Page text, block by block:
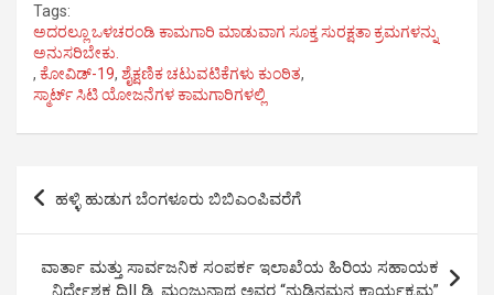
c
e
b
o
t
t
e
t
s
A
k
e
d
e
g
r
r
e
Tags:
ಅದರಲ್ಲೂ ಒಳಚರಂಡಿ ಕಾಮಗಾರಿ ಮಾಡುವಾಗ ಸೂಕ್ತ ಸುರಕ್ಷತಾ ಕ್ರಮಗಳನ್ನು
ಅನುಸರಿಬೇಕು.
, ಕೋವಿಡ್-19, ಶೈಕ್ಷಣಿಕ ಚಟುವಟಿಕೆಗಳು ಕುಂಠಿತ,
ಸ್ಮಾರ್ಟ್ ಸಿಟಿ ಯೋಜನೆಗಳ ಕಾಮಗಾರಿಗಳಲ್ಲಿ
Post
navigation
ಹಳ್ಳಿ ಹುಡುಗ ಬೆಂಗಳೂರು ಬಿಬಿಎಂಪಿವರೆಗೆ
ವಾರ್ತಾ ಮತ್ತು ಸಾರ್ವಜನಿಕ ಸಂಪರ್ಕ ಇಲಾಖೆಯ ಹಿರಿಯ ಸಹಾಯಕ
ನಿರ್ದೇಶಕ ದಿ|| ಡಿ. ಮಂಜುನಾಥ ಅವರ “ನುಡಿನಮನ ಕಾರ್ಯಕ್ರಮ”